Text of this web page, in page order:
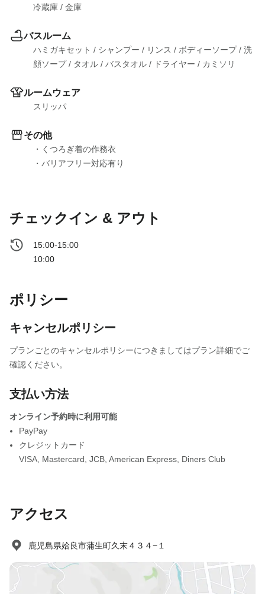
冷蔵庫 / 金庫
バスルーム
ハミガキセット / シャンプー / リンス / ボディーソープ / 洗
顔ソープ / タオル / バスタオル / ドライヤー / カミソリ
ルームウェア
スリッパ
その他
・くつろぎ着の作務衣
・バリアフリー対応有り
チェックイン & アウト
15:00-15:00
10:00
ポリシー
キャンセルポリシー
プランごとのキャンセルポリシーにつきましてはプラン詳細でご
確認ください。
支払い方法
オンライン予約時に利用可能
PayPay
クレジットカード
VISA Mastercard JCB American Express Diners Club
アクセス
鹿児島県姶良市蒲生町久末４３４−１